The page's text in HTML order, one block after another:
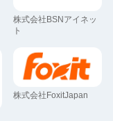
株式会社BSNアイネッ
ト
株式会社FoxitJapan